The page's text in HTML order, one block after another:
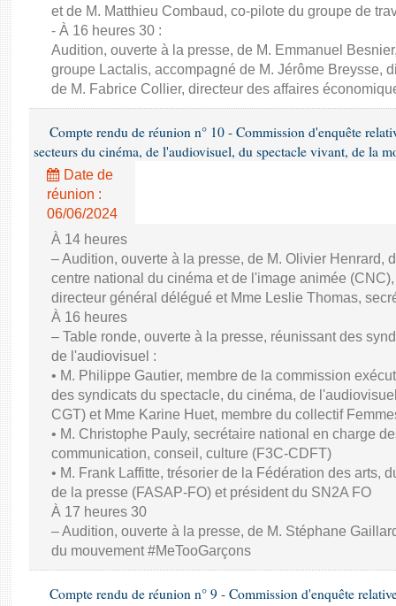
et de M. Matthieu Combaud, co-pilote du groupe de
- À 16 heures 30 :
Audition, ouverte à la presse, de M. Emmanuel
groupe Lactalis, accompagné de M. Jérôme Breysse,
de M. Fabrice Collier, directeur des affaires
Compte rendu de réunion n° 10 - Commission d'enquête
secteurs du cinéma, de l'audiovisuel, du spectacle vivant, de la
Date de
réunion :
06/06/2024
À 14 heures
– Audition, ouverte à la presse, de M. Olivier Henrard,
centre national du cinéma et de l'image animée
directeur général délégué et Mme Leslie Thomas,
À 16 heures
– Table ronde, ouverte à la presse, réunissant des
de l'audiovisuel :
• M. Philippe Gautier, membre de la commission
des syndicats du spectacle, du cinéma, de
CGT) et Mme Karine Huet, membre du collectif
• M. Christophe Pauly, secrétaire national en charge
communication, conseil, culture (F3C-CDFT)
• M. Frank Laffitte, trésorier de la Fédération des arts,
de la presse (FASAP-FO) et président du SN2A FO
À 17 heures 30
– Audition, ouverte à la presse, de M. Stéphane
du mouvement #MeTooGarçons
Compte rendu de réunion n° 9 - Commission d'enquête